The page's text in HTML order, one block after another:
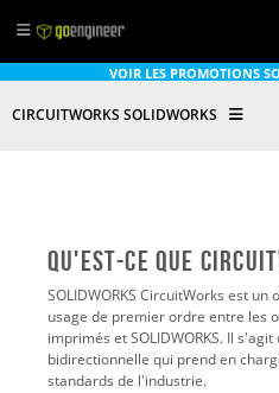
VOIR LES PROMOTIONS
CIRCUITWORKS SOLIDWORKS
Qu'est-ce que
SOLIDWORKS CircuitWorks est
usage de premier ordre entre les
imprimés et SOLIDWORKS. Il
bidirectionnelle qui prend en
standards de l'industrie.